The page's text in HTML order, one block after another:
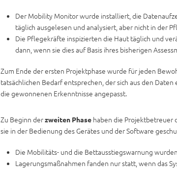
Der Mobility Monitor wurde installiert, die
täglich ausgelesen und analysiert, aber nicht in der
Die Pflegekräfte inspizierten die Haut täglich und
dann, wenn sie dies auf Basis ihres bisherigen
Zum Ende der ersten Projektphase wurde für jeden
tatsächlichen Bedarf entsprechen, der sich aus den
die gewonnenen Erkenntnisse angepasst.
Zu Beginn derzweiten Phase haben die Projektbetreuer
sie in der Bedienung des Gerätes und der Software
Die Mobilitäts- und die Bettausstiegswarnung
Lagerungsmaßnahmen fanden nur statt, wenn das